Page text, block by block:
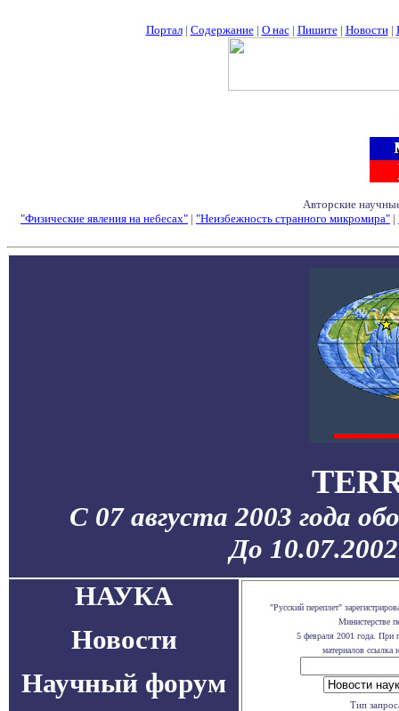
Портал| Содержание| О нас| Пишите| Новости|
Авторские
"Физические явления на небесах" | "Неизбежность странного микромира" |
С 07 августа 2003 года
До
НАУКА
Новости
Научный форум
"Русский переплет"
Министерстве
5 февраля 2001 года. При
материалов ссылка
Тип